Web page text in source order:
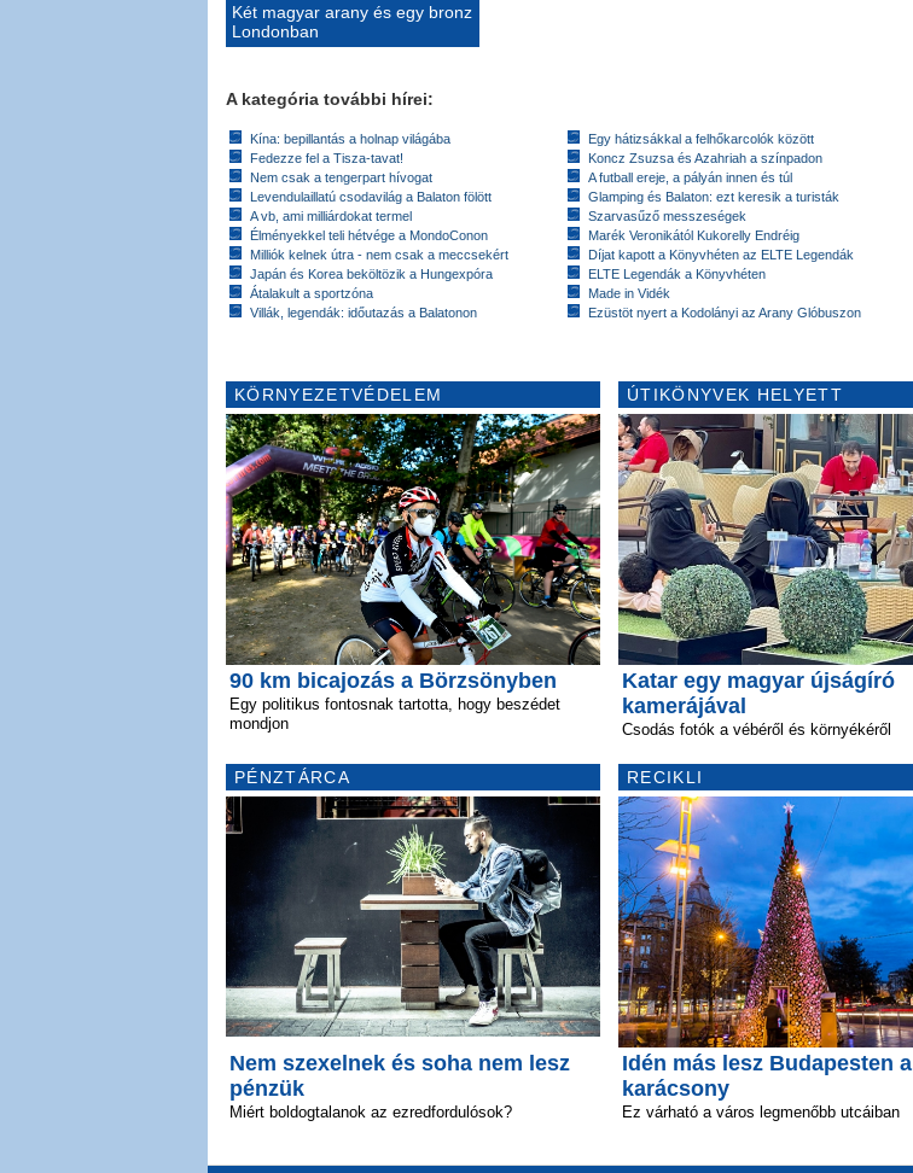
Két magyar arany és egy bronz
Londonban
A kategória további hírei:
Kína: bepillantás a holnap világába
Fedezze fel a Tisza-tavat!
Nem csak a tengerpart hívogat
Levendulaillatú csodavilág a Balaton fölött
A vb, ami milliárdokat termel
Élményekkel teli hétvége a MondoConon
Milliók kelnek útra - nem csak a meccsekért
Japán és Korea beköltözik a Hungexpóra
Átalakult a sportzóna
Villák, legendák: időutazás a Balatonon
Egy hátizsákkal a felhőkarcolók között
Koncz Zsuzsa és Azahriah a színpadon
A futball ereje, a pályán innen és túl
Glamping és Balaton: ezt keresik a turisták
Szarvasűző messzeségek
Marék Veronikától Kukorelly Endréig
Díjat kapott a Könyvhéten az ELTE Legendák
ELTE Legendák a Könyvhéten
Made in Vidék
Ezüstöt nyert a Kodolányi az Arany Glóbuszon
KÖRNYEZETVÉDELEM
90 km bicajozás a Börzsönyben
Egy politikus fontosnak tartotta, hogy beszédet
mondjon
PÉNZTÁRCA
Nem szexelnek és soha nem lesz
pénzük
Miért boldogtalanok az ezredfordulósok?
ÚTIKÖNYVEK HELYETT
Katar egy magyar újságíró
kamerájával
Csodás fotók a vébéről és környékéről
RECIKLI
Idén más lesz Budapesten a
karácsony
Ez várható a város legmenőbb utcáiban